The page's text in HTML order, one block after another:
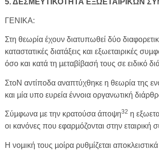
ΓΕΝΙΚΑ:
Στη θεωρία έχουν διατυπωθεί δύο
καταστατικές διατάξεις και εξωεταιρικές
όσο και κατά τη µεταβίβασή τους σε ειδικό
ΣτοΝ αντίποδα αναπτύχθηκε η θεωρία της
και µία υπο ευρεία έννοια οργανωτική
Σύµφωνα µε την κρατούσα άποψη32 η
οι κανόνες που εφαρµόζονται στην εταιρική
Η νοµική τους µοίρα ρυθµίζεται